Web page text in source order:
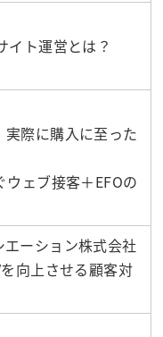
イト運営とは？
際に購入に至った
ェブ接客＋EFOの
ーション株式会社
向上させる顧客対